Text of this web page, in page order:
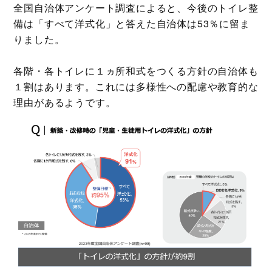
全国自治体アンケート調査によると、今後のトイレ整
備は「すべて洋式化」と答えた自治体は53％に留ま
りました。
各階・各トイレに１ヵ所和式をつくる方針の自治体も
１割はあります。これには多様性への配慮や教育的な
理由があるようです。